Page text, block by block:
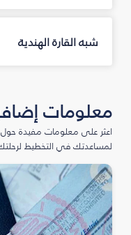
شبه القارة الهندية
معلومات
اعثر على معلومات مفيدة حول
لمساعدتك في التخطيط